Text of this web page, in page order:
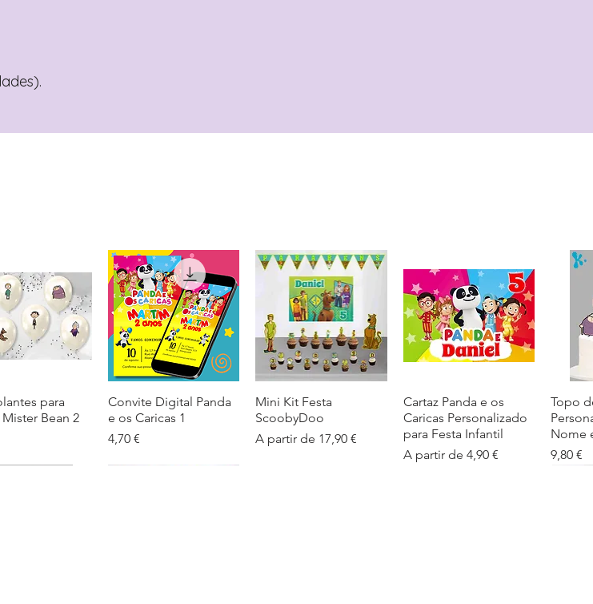
rápida
para
Bean 2
Visualização rápida
Convite Digital Panda
e os Caricas 1
Preço
4,70 €
Visualização rápida
Mini Kit Festa
ScoobyDoo
A partir de 17,90 €
Preço promocional
Visualização rápida
Cartaz Panda e os
Caricas Personalizado
para Festa Infantil
A partir de 4,90 €
Preço promocional
Topo
Nome
Preço
9,80 €